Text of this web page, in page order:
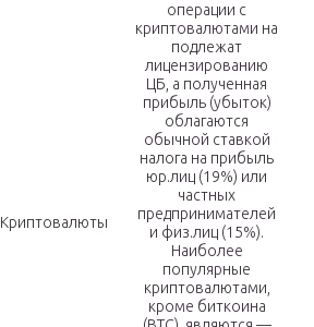
Криптовалюты
операции с
криптовалютами на
подлежат
лицензированию
ЦБ, а полученная
прибыль (убыток)
облагаются
обычной ставкой
налога на прибыль
юр.лиц (19%) или
частных
предпринимателей
и физ.лиц (15%).
Наиболее
популярные
криптовалютами,
кроме биткоина